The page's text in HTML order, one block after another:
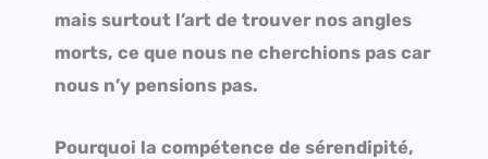
mais surtout l’art de trouver nos angles
morts, ce que nous ne cherchions pas car
nous n’y pensions pas.
Pourquoi la compétence de sérendipité,